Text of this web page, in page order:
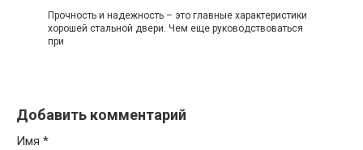
Прочность и надежность – это главные характеристики
хорошей стальной двери. Чем еще руководствоваться
при
Добавить комментарий
Имя *